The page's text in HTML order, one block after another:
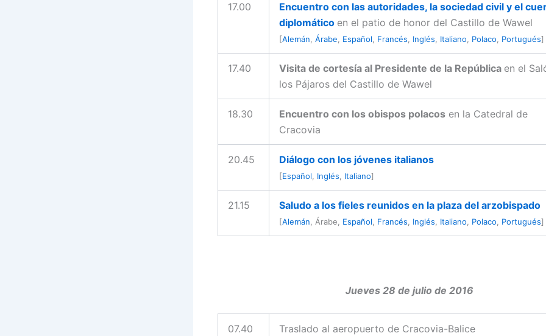
17.00
Encuentro con las autoridades, la sociedad civil y el
diplomático en el patio de honor del Castillo de Wawel
[Alemán Árabe Español Francés Inglés Italiano Polaco Portugués]
17.40 Visita de cortesía al Presidente de la República en el
los Pájaros del Castillo de Wawel
18.30 Encuentro con los obispos polacos en la Catedral de
Cracovia
20.45 Diálogo con los jóvenes italianos
[Español Inglés Italiano]
21.15 Saludo a los fieles reunidos en la plaza del arzobispado
[Alemán , Árabe, Español Francés Inglés Italiano Polaco Portugués]
Jueves 28 de julio de 2016
07.40 Traslado al aeropuerto de Cracovia-Balice